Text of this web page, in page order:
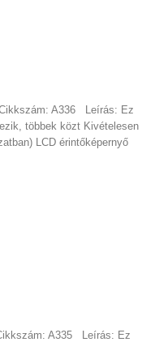
A336 Leírás: Ez
többek közt Kivételesen
LCD érintőképernyő
A335 Leírás: Ez